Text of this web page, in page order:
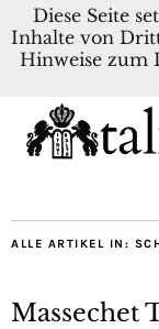
KONTAKT
ALLE ARTIKEL IN:
Massechet
Diese Seite
Inhalte von
Hinweise zum